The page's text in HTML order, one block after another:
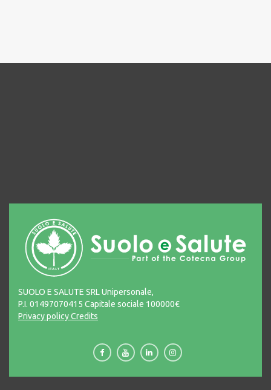
SUOLO E SALUTE SRL Unipersonale,
P.I. 01497070415 Capitale sociale 100000€
Privacy policyCredits